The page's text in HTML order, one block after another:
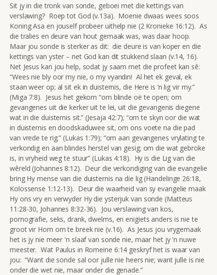
Sit jy in die tronk van sonde, geboei met die kettings van
verslawing? Roep tot God (v.13a). Moenie dwaas wees soos
Koning Asa en jouself probeer uithelp nie (2 Kronieke 16:12). As
die tralies en deure van hout gemaak was, was daar hoop.
Maar jou sonde is sterker as dit: die deure is van koper en die
kettings van yster – net God kan dit stukkend slaan (v.14, 16).
Net Jesus kan jou help, sodat jy saam met die profeet kan sê:
“Wees nie bly oor my nie, o my vyandin! Al het ek geval, ek
staan weer op; al sit ek in duisternis, die Here is ‘n lig vir my.”
(Miga 7:8). Jesus het gekom “om blinde oë te open; om
gevangenes uit die kerker uit te lei, uit die gevangenis diegene
wat in die duisternis sit.” (Jesaja 42:7); “om te skyn oor die wat
in duisternis en doodskaduwee sit, om ons voete na die pad
van vrede te rig.” (Lukas 1:79); “om aan gevangenes vrylating te
verkondig en aan blindes herstel van gesig; om die wat gebroke
is, in vryheid weg te stuur” (Lukas 4:18). Hy is die Lig van die
wêreld (Johannes 8:12). Deur die verkondiging van die evangelie
bring Hy mense van die duisternis na die lig (Handelinge 26:18,
Kolossense 1:12-13). Deur die waarheid van sy evangelie maak
Hy ons vry en verwyder Hy die ysterjuk van sonde (Matteus
11:28-30, Johannes 8:32-36). Jou verslawing van kos,
pornografie, seks, drank, dwelms, en enigiets anders is nie te
groot vir Hom om te breek nie (v.16). As Jesus jou vrygemaak
het is jy nie meer 'n slaaf van sonde nie, maar het jy 'n nuwe
meester. Wat Paulus in Romeine 6:14 geskryf het is waar van
jou: “Want die sonde sal oor julle nie heers nie; want julle is nie
onder die wet nie, maar onder die genade.”